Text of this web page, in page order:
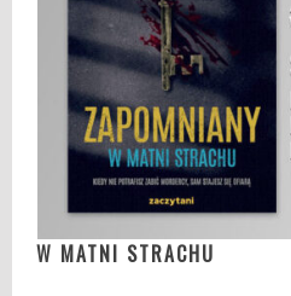
W MATNI STRACHU